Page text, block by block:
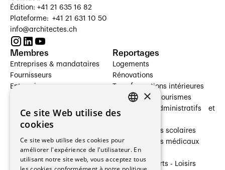
Édition: +41 21 635 16 82
Plateforme: +41 21 631 10 50
info@architectes.ch
Membres
Entreprises & mandataires
Fournisseurs
Entreprises
Architectes paysagistes
Architectes d'intérieur
Entreprises générales
Ingénieurs et mandataires
Reportages
Logements
Rénovations
Transformations intérieures
Hôtelleries et tourismes
Bâtiments administratifs et
Établissements scolaires
Établissements médicaux
Villas
Cultures - Sports - Loisirs
×
Ce site Web utilise des
cookies
Ce site web utilise des cookies pour
améliorer l'expérience de l'utilisateur. En
utilisant notre site web, vous acceptez tous